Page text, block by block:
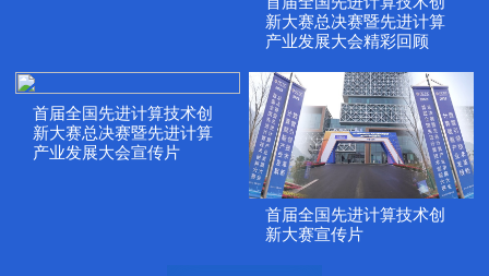
新大赛总决赛暨先进计算
产业发展大会精彩回顾
首届全国先进计算技术创
新大赛总决赛暨先进计算
产业发展大会宣传片
首届全国先进计算技术创
新大赛宣传片